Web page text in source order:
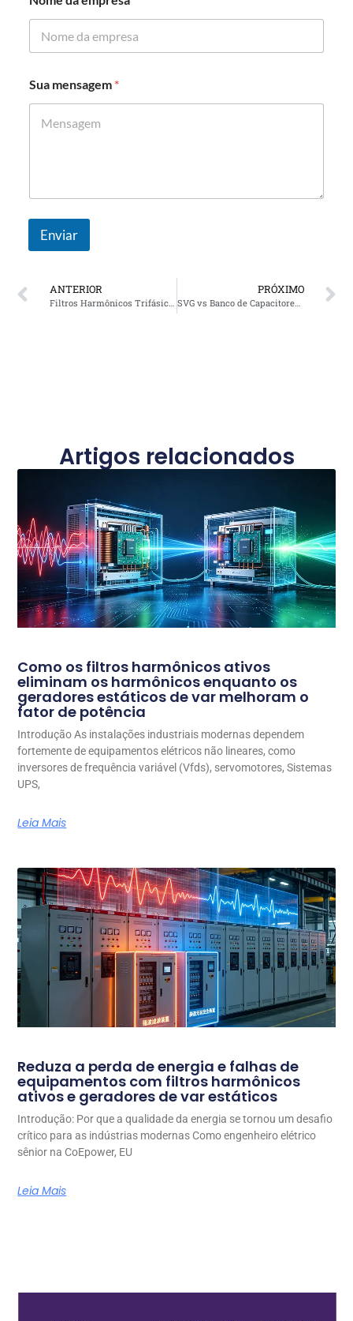
Sua mensagem *
Enviar
ANTERIOR
Filtros Harmônicos Trifásicos vs Filtros Harmônicos Ativos: Qual solução é melhor para qualidade de energia industrial?
PRÓXIMO
SVG vs Banco de Capacitores: Melhor solução para correção do fator de potência do data center
Artigos relacionados
Como os filtros harmônicos ativos
eliminam os harmônicos enquanto os
geradores estáticos de var melhoram o
fator de potência
Introdução As instalações industriais modernas dependem
fortemente de equipamentos elétricos não lineares, como
inversores de frequência variável (Vfds), servomotores, Sistemas
UPS,
Leia Mais
Reduza a perda de energia e falhas de
equipamentos com filtros harmônicos
ativos e geradores de var estáticos
Introdução: Por que a qualidade da energia se tornou um desafio
crítico para as indústrias modernas Como engenheiro elétrico
sênior na CoEpower, EU
Leia Mais